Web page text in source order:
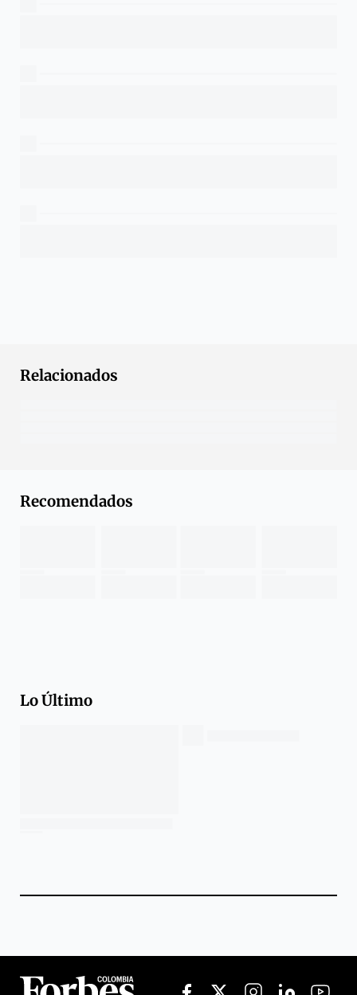
Relacionados
Recomendados
Lo Último